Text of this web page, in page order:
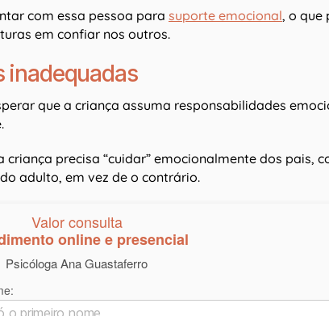
com essa pessoa para suporte emocional, o que
em confiar nos outros.
inadequadas
que a criança assuma responsabilidades
criança precisa “cuidar” emocionalmente dos pais,
adulto, em vez de o contrário.
Valor consulta
online e presencial
Psicóloga Ana Guastaferro